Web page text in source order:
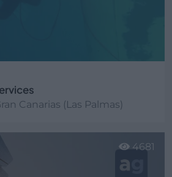
Canarias (Las Palmas)
4681